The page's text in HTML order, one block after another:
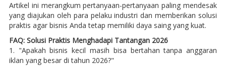
Artikel ini merangkum pertanyaan-pertanyaan paling mendesak
yang diajukan oleh para pelaku industri dan memberikan solusi
praktis agar bisnis Anda tetap memiliki daya saing yang kuat.
FAQ: Solusi Praktis Menghadapi Tantangan 2026
1. "Apakah bisnis kecil masih bisa bertahan tanpa anggaran
iklan yang besar di tahun 2026?"